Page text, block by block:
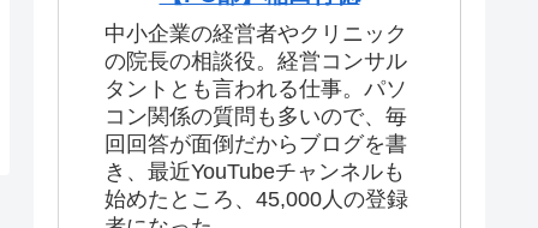
中小企業の経営者やクリニック
の院長の相談役。経営コンサル
タントとも言われる仕事。パソ
コン関係の質問も多いので、毎
回回答が面倒だからブログを書
き、最近YouTubeチャンネルも
始めたところ、45,000人の登録